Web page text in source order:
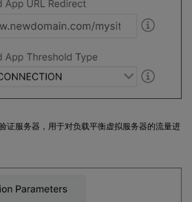
证服务器，用于对负载平衡虚拟服务器的流量进